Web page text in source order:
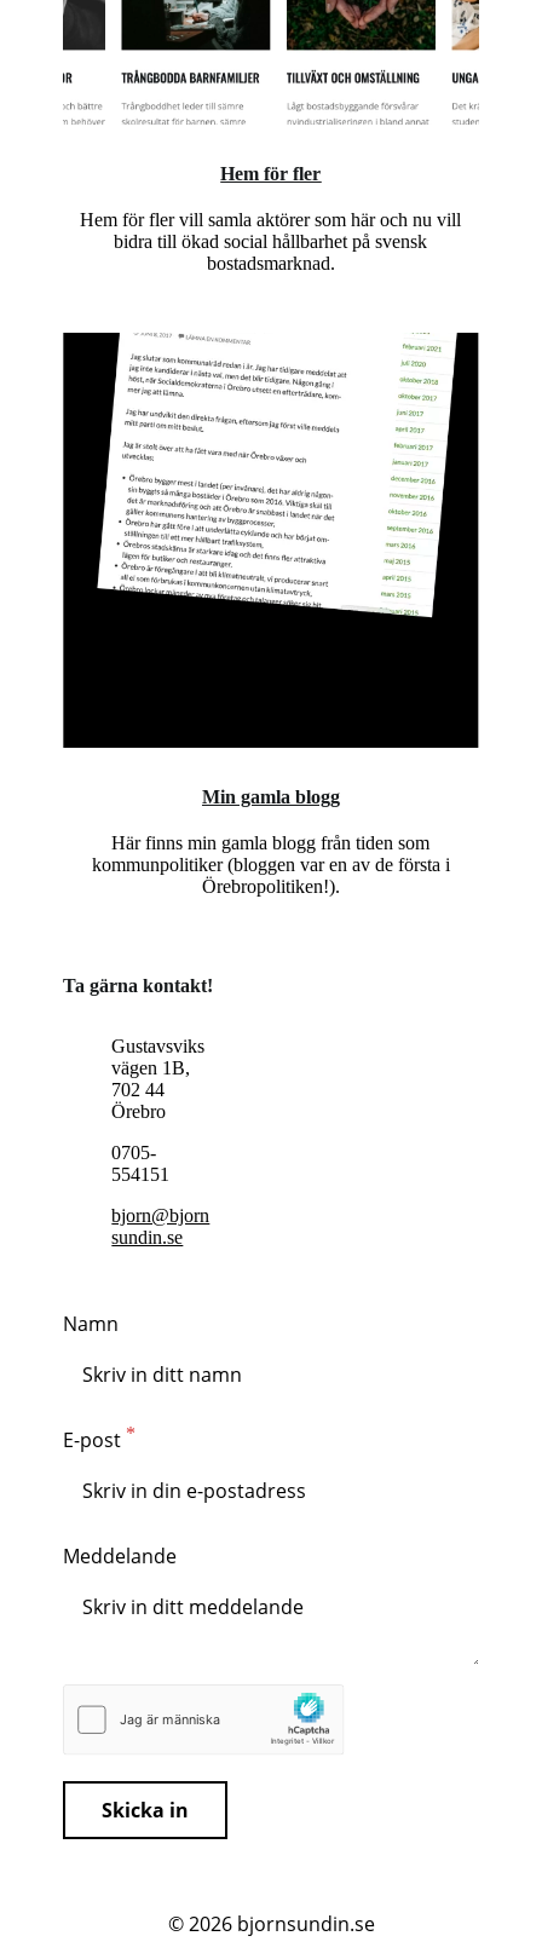
Hem för fler
Hem för fler vill samla aktörer som här och nu vill
bidra till ökad social hållbarhet på svensk
bostadsmarknad.
Min gamla blogg
Här finns min gamla blogg från tiden som
kommunpolitiker (bloggen var en av de första i
Örebropolitiken!).
Namn
E-post
Meddelande
Skicka in
Ta gärna kontakt!
Gustavsviks
vägen 1B,
702 44
Örebro
0705-
554151
bjorn@bjorn
sundin.se
© 2026 bjornsundin.se